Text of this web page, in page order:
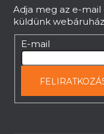
Adja meg az e-
küldünk
E-mail